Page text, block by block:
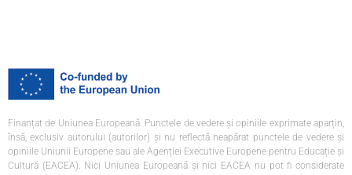
Finanțat de Uniunea Europeană. Punctele de vedere și opiniile exprimate aparțin,
însă, exclusiv autorului (autorilor) și nu reflectă neapărat punctele de vedere și
opiniile Uniunii Europene sau ale Agenției Executive Europene pentru Educație și
Cultură (EACEA). Nici Uniunea Europeană și nici EACEA nu pot fi considerate